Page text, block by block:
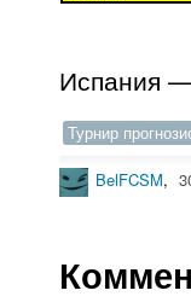
Испания
Турнир
BelFCSM,